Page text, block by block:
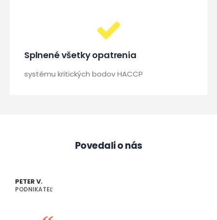
Splnené všetky opatrenia
systému kritických bodov HACCP
Povedali o nás
PETER V.
PODNIKATEĽ